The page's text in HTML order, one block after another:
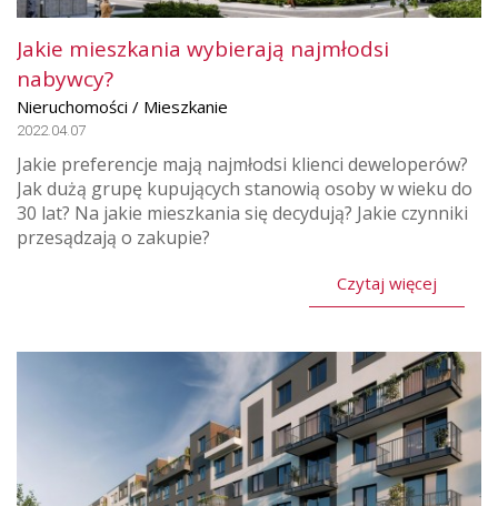
Jakie mieszkania wybierają najmłodsi
nabywcy?
Nieruchomości / Mieszkanie
2022.04.07
Jakie preferencje mają najmłodsi klienci deweloperów?
Jak dużą grupę kupujących stanowią osoby w wieku do
30 lat? Na jakie mieszkania się decydują? Jakie czynniki
przesądzają o zakupie?
Czytaj więcej